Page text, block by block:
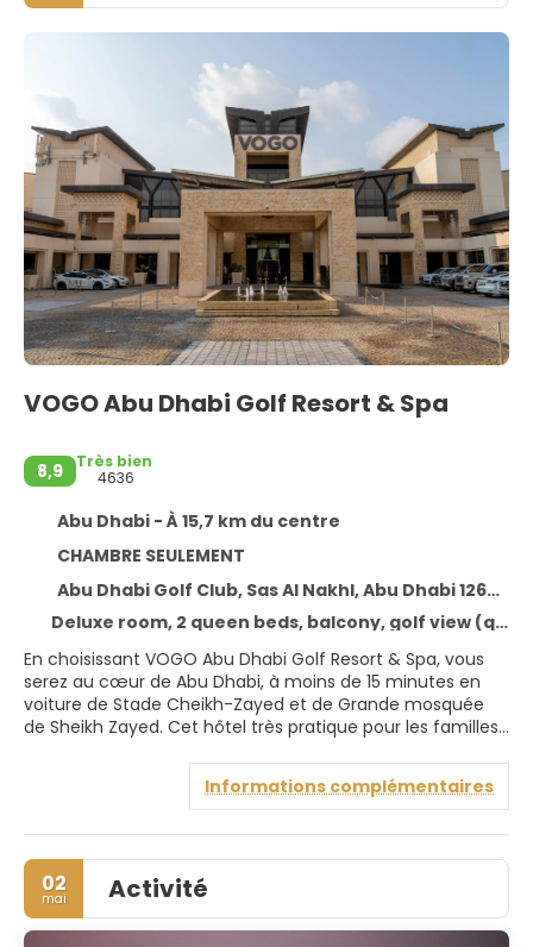
VOGO Abu Dhabi Golf Resort & Spa
8,9
Très bien
4636
Abu Dhabi - À 15,7 km du centre
CHAMBRE SEULEMENT
Abu Dhabi Golf Club, Sas Al Nakhl, Abu Dhabi 126797
Deluxe room, 2 queen beds, balcony, golf view (queenbed)
En choisissant VOGO Abu Dhabi Golf Resort & Spa, vous
serez au cœur de Abu Dhabi, à moins de 15 minutes en
voiture de Stade Cheikh-Zayed et de Grande mosquée
de Sheikh Zayed. Cet hôtel très pratique pour les familles
Centre d'expositions Abu Dhabi National Exhibition Centre.
Rejoignez le spa de l'hébergement, un centre bien-être
qui propose des massages et des soins du visage, et
permettez qu'on prenne soin de vous. 2 piscines
extérieures vous attendent après avoir amélioré votre
swing sur le parcours de golf. Cet hôtel propose
également l'accès Wi-Fi à Internet gratuit, un service de
Informations complémentaires
02
mai Activité